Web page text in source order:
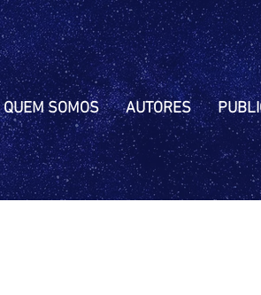
QUEM SOMOS AUTORES